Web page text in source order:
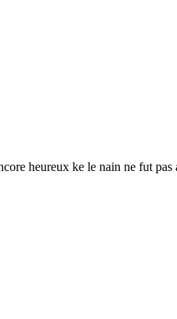
heureux ke le nain ne fut pas